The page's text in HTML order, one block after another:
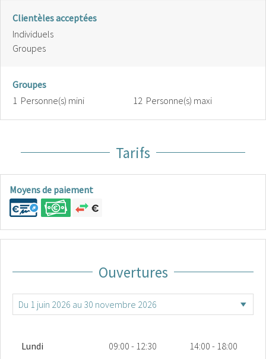
Clientèles acceptées
Individuels
Groupes
Groupes
1 Personne(s) mini
12 Personne(s) maxi
Tarifs
Moyens de paiement
Ouvertures
Lundi 09:00 - 12:30 14:00 - 18:00